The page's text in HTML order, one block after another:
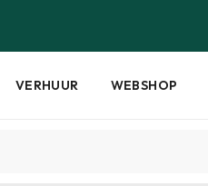
VERHUUR WEBSHOP